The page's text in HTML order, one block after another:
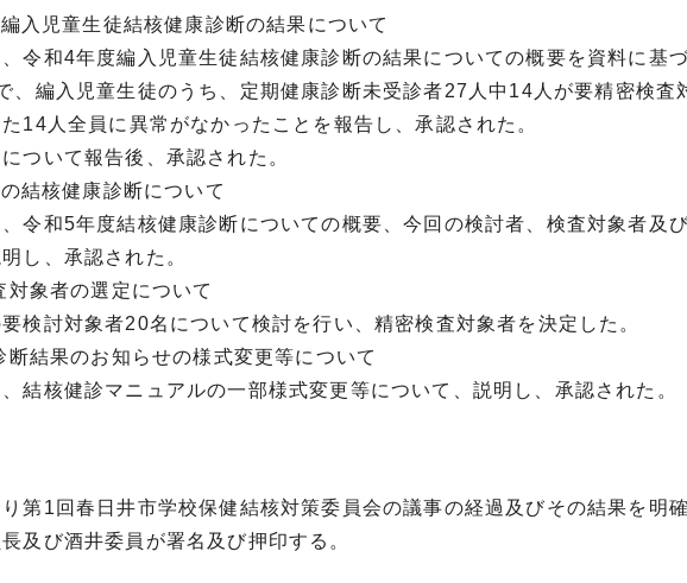
入児童生徒結核健康診断の結果について
令和4年度編入児童生徒結核健康診断の結果についての概要を資料に基づ
編入児童生徒のうち、定期健康診断未受診者27人中14人が要精密検査
14人全員に異常がなかったことを報告し、承認された。
ついて報告後、承認された。
結核健康診断について
令和5年度結核健康診断についての概要、今回の検討者、検査対象者及
し、承認された。
対象者の選定について
検討対象者20名について検討を行い、精密検査対象者を決定した。
断結果のお知らせの様式変更等について
結核健診マニュアルの一部様式変更等について、説明し、承認された。
第1回春日井市学校保健結核対策委員会の議事の経過及びその結果を明
及び酒井委員が署名及び押印する。